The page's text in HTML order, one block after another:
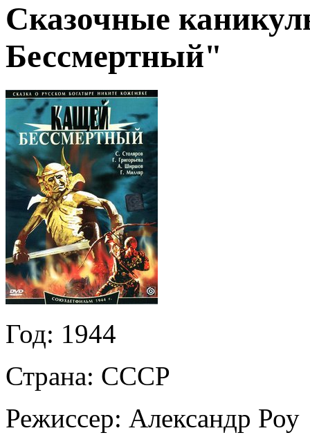
Сказочные
Бессмертный"
Год: 1944
Страна: СССР
Режиссер: Александр Роу